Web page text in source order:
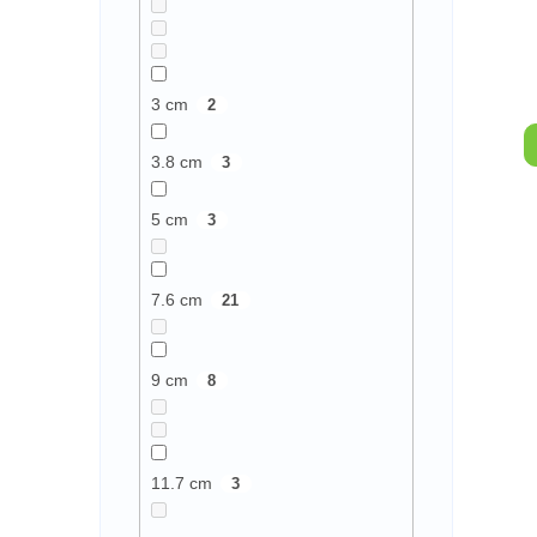
3 cm 2
3.8 cm 3
5 cm 3
7.6 cm 21
9 cm 8
11.7 cm 3